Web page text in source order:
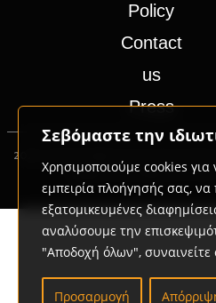
Σεβόμαστε την
Χρησιμοποιούμε cookies
εμπειρία πλοήγησής σας,
εξατομικευμένες
αναλύσουμε την
"Αποδοχή όλων",
Προσαρμογή
Policy
Contact
us
Press
2020-2026 © GRD Group | Powered by
Digital Marketing Lab